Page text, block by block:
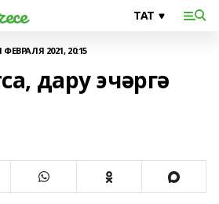
ФЕВРАЛЯ 2021, 20:15
дару эчәргә